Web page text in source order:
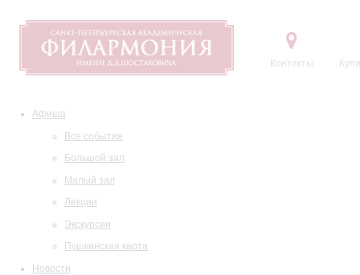
Контакты
Афиша
Все события
Большой зал
Малый зал
Лекции
Экскурсии
Пушкинская карта
Новости